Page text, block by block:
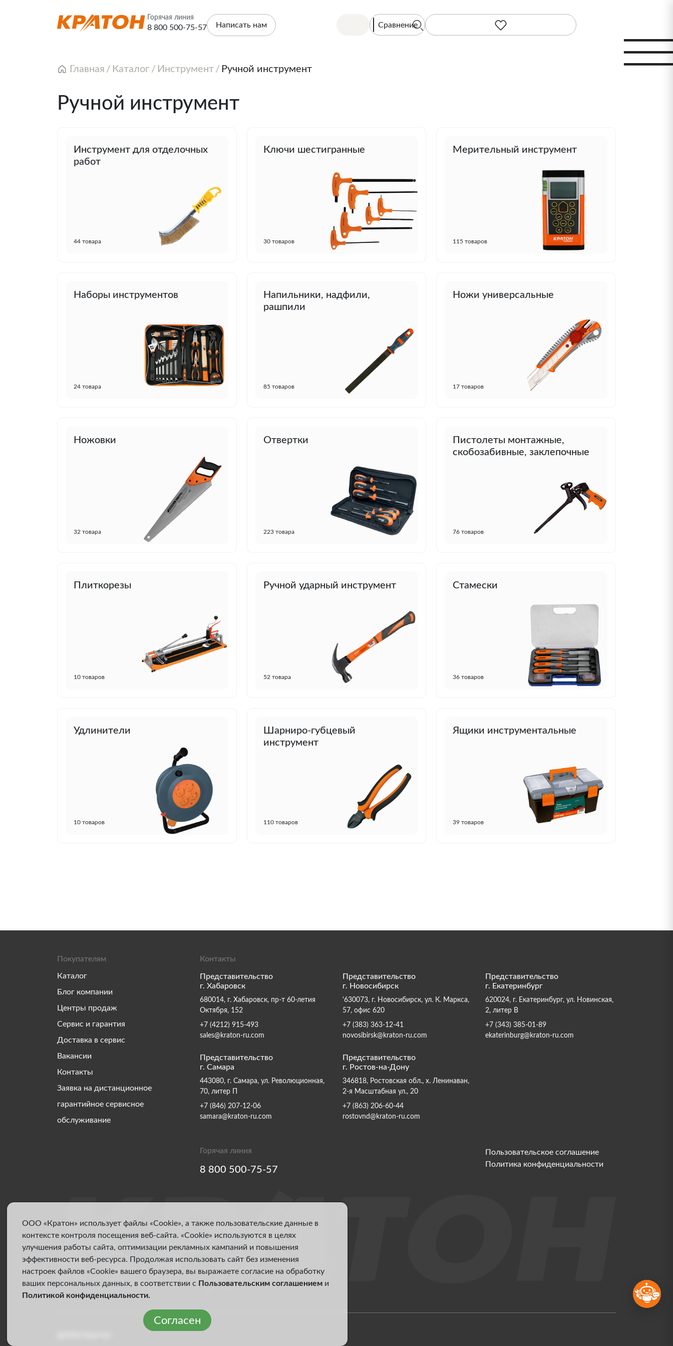
Горячая линия
8 800 500-75-57 Написать нам Сравнение
Главная Каталог Инструмент Ручной инструмент
Ручной инструмент
Инструмент для отделочных
работ
44 товара
Ключи шестигранные
30 товаров
Мерительный инструмент
115 товаров
Наборы инструментов
24 товара
Напильники, надфили,
рашпили
85 товаров
Ножи универсальные
17 товаров
Ножовки
32 товара
Отвертки
223 товара
Пистолеты монтажные,
скобозабивные, заклепочные
76 товаров
Плиткорезы
10 товаров
Ручной ударный инструмент
52 товара
Стамески
36 товаров
Удлинители
10 товаров
Шарниро-губцевый
инструмент
110 товаров
Ящики инструментальные
39 товаров
Покупателям
Каталог
Блог компании
Центры продаж
Сервис и гарантия
Доставка в сервис
Вакансии
Контакты
Заявка на дистанционное
гарантийное сервисное
обслуживание
Контакты
Представительство
г. Хабаровск
680014, г. Хабаровск, пр-т 60-летия
Октября, 152
+7 (4212) 915-493
sales@kraton-ru.com
Представительство
г. Новосибирск
'630073, г. Новосибирск, ул. К. Маркса,
57, офис 620
+7 (383) 363-12-41
novosibirsk@kraton-ru.com
Представительство
г. Екатеринбург
620024, г. Екатеринбург, ул. Новинская,
2, литер В
+7 (343) 385-01-89
ekaterinburg@kraton-ru.com
Представительство
г. Самара
443080, г. Самара, ул. Революционная,
70, литер П
+7 (846) 207-12-06
samara@kraton-ru.com
Представительство
г. Ростов-на-Дону
346818, Ростовская обл., х. Ленинаван,
2-я Масштабная ул., 20
+7 (863) 206-60-44
rostovnd@kraton-ru.com
Горячая линия
8 800 500-75-57
Пользовательское соглашение
Политика конфиденциальности
ООО «Кратон» использует файлы «Cookie», а также пользовательские данные в
контексте контроля посещения веб-сайта. «Cookie» используются в целях
улучшения работы сайта, оптимизации рекламных кампаний и повышения
эффективности веб-ресурса. Продолжая использовать сайт без изменения
настроек файлов «Cookie» вашего браузера, вы выражаете согласие на обработку
ваших персональных данных, в соответствии с Пользовательским соглашением и
Политикой конфиденциальности.
Согласен